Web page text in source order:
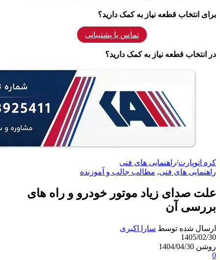
برای انتخاب قطعه نیاز به کمک دارید؟
تماس با پشتیبانی
در انتخاب قطعه نیاز به کمک دارید؟
کره اتوپارت/راهنمایی های فنی
راهنمایی های فنی, مطالب جالب و آموزنده
علت صدای زیاد موتور خودرو و راه‌ های
بررسی آن
ارسال شده توسط سارا اکبری
1405/02/30
روشن 1404/04/30
0